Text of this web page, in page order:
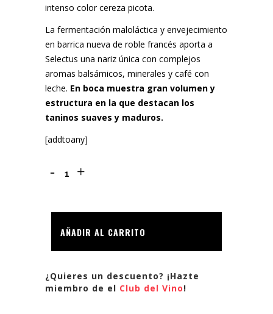
intenso color cereza picota.
La fermentación maloláctica y envejecimiento
en barrica nueva de roble francés aporta a
Selectus una nariz única con complejos
aromas balsámicos, minerales y café con
leche. En boca muestra gran volumen y
estructura en la que destacan los
taninos suaves y maduros.
[addtoany]
SELECTUS
quantity
AÑADIR AL CARRITO
¿Quieres un descuento? ¡Hazte
miembro de el Club del Vino!